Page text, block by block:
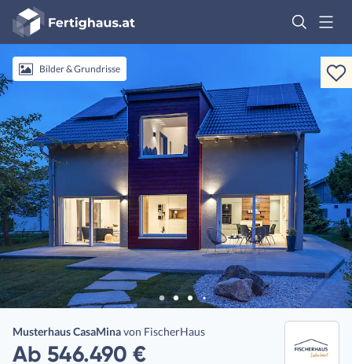
Fertighaus
Logo
AnmeldenBilder & Grundrisse
Musterhaus CasaMinavon FischerHaus
Ab 546.490 €